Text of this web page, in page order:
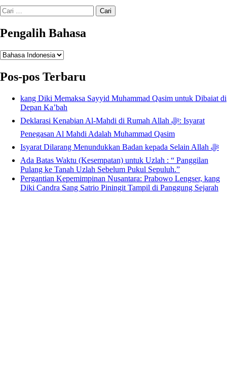
Cari
untuk:
Pengalih Bahasa
Pengalih
Pos-pos Terbaru
kang Diki Memaksa Sayyid Muhammad Qasim untuk Dibaiat di
Depan Ka’bah
Deklarasi Kenabian Al-Mahdi di Rumah Allah ﷻ: Isyarat
Penegasan Al Mahdi Adalah Muhammad Qasim
Isyarat Dilarang Menundukkan Badan kepada Selain Allah ﷻ
Ada Batas Waktu (Kesempatan) untuk Uzlah : “ Panggilan
Pulang ke Tanah Uzlah Sebelum Pukul Sepuluh.”
Pergantian Kepemimpinan Nusantara: Prabowo Lengser, kang
Diki Candra Sang Satrio Piningit Tampil di Panggung Sejarah